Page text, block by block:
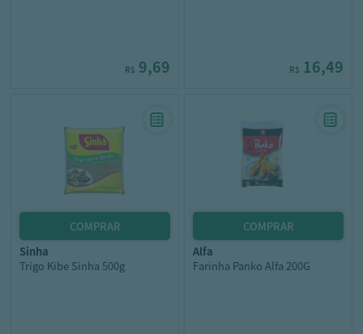
R$ 9,69 R$ 16,49
sinha
Trigo Kibe Sinha 500g
alfa
Farinha Panko Alfa 200G